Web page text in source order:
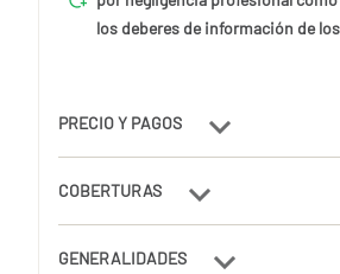
los deberes de información de
PRECIO Y PAGOS
COBERTURAS
GENERALIDADES